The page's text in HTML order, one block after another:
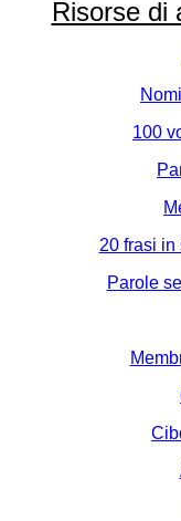
Risorse di
100
20 frasi in
Parole